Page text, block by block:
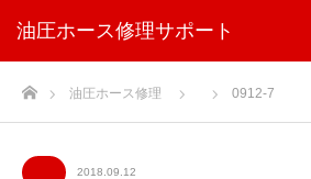
油圧ホース修理サポート
ホーム油圧ホース修理 0912-7
2018.09.12